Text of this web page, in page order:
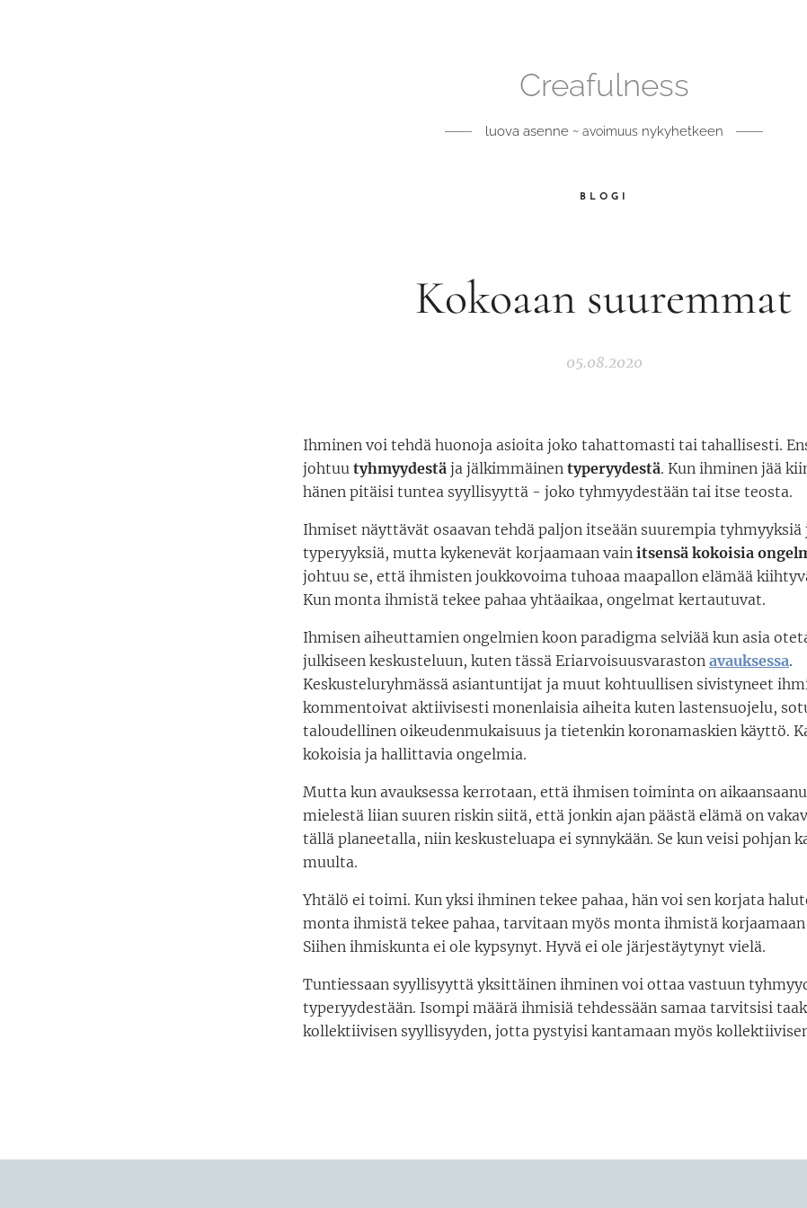
Creafulness
luova asenne ~ avoimuusnykyhetkeen
BLOGI
Kokoaan suuremmat
05.08.2020
Ihminen voi tehdä huonoja asioita joko tahattomasti tai tahallisesti.
johtuu tyhmyydestä ja jälkimmäinen typeryydestä. Kun ihminen jää
hänen pitäisi tuntea syyllisyyttä - joko tyhmyydestään tai itse teosta.
Ihmiset näyttävät osaavan tehdä paljon itseään suurempia tyhmyyksiä
typeryyksiä, mutta kykenevät korjaamaan vain itsensä kokoisia
johtuu se, että ihmisten joukkovoima tuhoaa maapallon elämää
Kun monta ihmistä tekee pahaa yhtäaikaa, ongelmat kertautuvat.
Ihmisen aiheuttamien ongelmien koon paradigma selviää kun asia
julkiseen keskusteluun, kuten tässä Eriarvoisuusvaraston avauksessa.
Keskusteluryhmässä asiantuntijat ja muut kohtuullisen sivistyneet
kommentoivat aktiivisesti monenlaisia aiheita kuten lastensuojelu,
taloudellinen oikeudenmukaisuus ja tietenkin koronamaskien käyttö.
kokoisia ja hallittavia ongelmia.
Mutta kun avauksessa kerrotaan, että ihmisen toiminta on
mielestä liian suuren riskin siitä, että jonkin ajan päästä elämä on
tällä planeetalla, niin keskusteluapa ei synnykään. Se kun veisi pohjan
muulta.
Yhtälö ei toimi. Kun yksi ihminen tekee pahaa, hän voi sen korjata
monta ihmistä tekee pahaa, tarvitaan myös monta ihmistä korjaamaan
Siihen ihmiskunta ei ole kypsynyt. Hyvä ei ole järjestäytynyt vielä.
Tuntiessaan syyllisyyttä yksittäinen ihminen voi ottaa vastuun
typeryydestään. Isompi määrä ihmisiä tehdessään samaa tarvitsisi
kollektiivisen syyllisyyden, jotta pystyisi kantamaan myös